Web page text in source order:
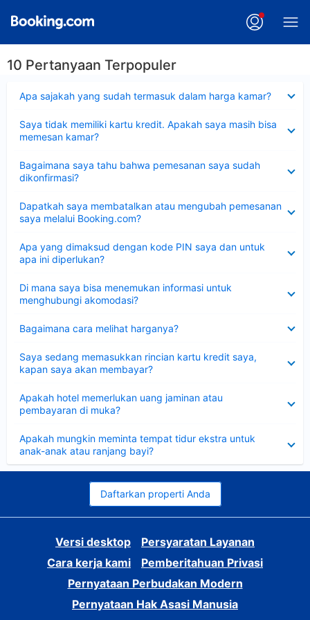
10 Pertanyaan Terpopuler
Apa sajakah yang sudah termasuk dalam harga kamar?
Saya tidak memiliki kartu kredit. Apakah saya masih bisa
memesan kamar?
Bagaimana saya tahu bahwa pemesanan saya sudah
dikonfirmasi?
Dapatkah saya membatalkan atau mengubah pemesanan
saya melalui Booking.com?
Apa yang dimaksud dengan kode PIN saya dan untuk
apa ini diperlukan?
Di mana saya bisa menemukan informasi untuk
menghubungi akomodasi?
Bagaimana cara melihat harganya?
Saya sedang memasukkan rincian kartu kredit saya,
kapan saya akan membayar?
Apakah hotel memerlukan uang jaminan atau
pembayaran di muka?
Apakah mungkin meminta tempat tidur ekstra untuk
anak-anak atau ranjang bayi?
Daftarkan properti Anda
Versi desktop
Persyaratan Layanan
Cara kerja kami
Pemberitahuan Privasi
Pernyataan Perbudakan Modern
Pernyataan Hak Asasi Manusia